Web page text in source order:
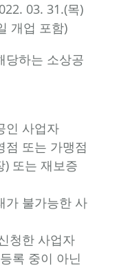
03. 31.(목)
개업 포함)
당하는 소상공
인 사업자
점 또는 가맹점
) 또는 재보증
가 불가능한 사
청한 사업자
록 중이 아닌